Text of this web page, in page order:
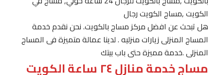
الكويت ,مساج الكويت رجال
هل تبحث عن افضل مركز مساج بالكويت. نحن نقدم خدمة
المساج المنزلى زيارات منزليه . لدينا عمالة متميزة فى المساج
المنزلى .خدمة مميزة حتى باب بيتك
مساج خدمة منازل ٢٤ ساعة الكويت